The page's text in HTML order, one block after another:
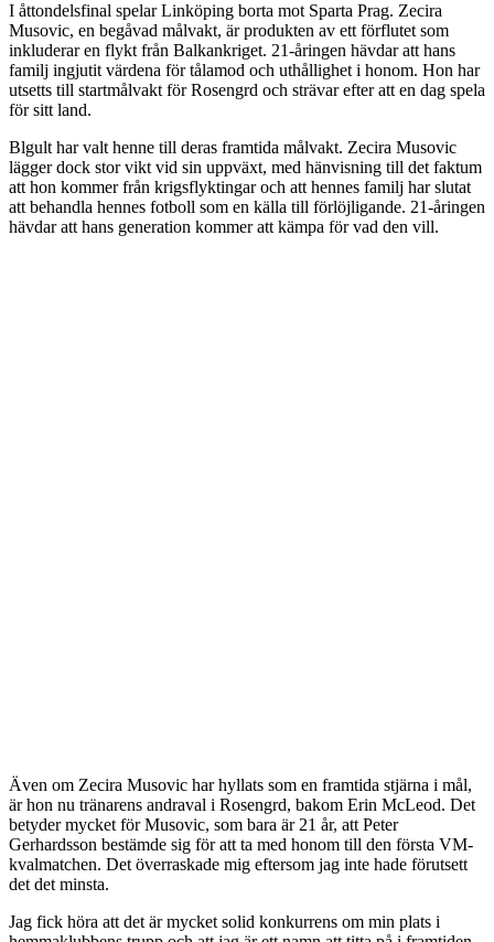
I åttondelsfinal spelar Linköping borta mot Sparta Prag. Zecira
Musovic, en begåvad målvakt, är produkten av ett förflutet som
inkluderar en flykt från Balkankriget. 21-åringen hävdar att hans
familj ingjutit värdena för tålamod och uthållighet i honom. Hon har
utsetts till startmålvakt för Rosengrd och strävar efter att en dag spela
för sitt land.
Blgult har valt henne till deras framtida målvakt. Zecira Musovic
lägger dock stor vikt vid sin uppväxt, med hänvisning till det faktum
att hon kommer från krigsflyktingar och att hennes familj har slutat
att behandla hennes fotboll som en källa till förlöjligande. 21-åringen
hävdar att hans generation kommer att kämpa för vad den vill.
Även om Zecira Musovic har hyllats som en framtida stjärna i mål,
är hon nu tränarens andraval i Rosengrd, bakom Erin McLeod. Det
betyder mycket för Musovic, som bara är 21 år, att Peter
Gerhardsson bestämde sig för att ta med honom till den första VM-
kvalmatchen. Det överraskade mig eftersom jag inte hade förutsett
det det minsta.
Jag fick höra att det är mycket solid konkurrens om min plats i